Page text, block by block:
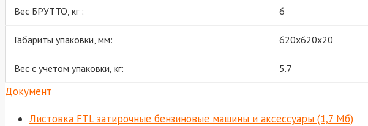
Вес БРУТТО, кг : 6
Габариты упаковки, мм: 620х620х20
Вес с учетом упаковки, кг: 5.7
Документ
Листовка FTL затирочные бензиновые машины и аксессуары (1,7 Мб)